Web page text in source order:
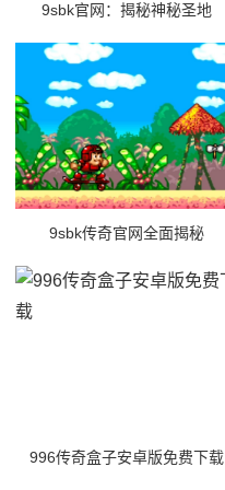
9sbk官网：揭秘神秘圣地
9sbk传奇官网全面揭秘
996传奇盒子安卓版免费下载